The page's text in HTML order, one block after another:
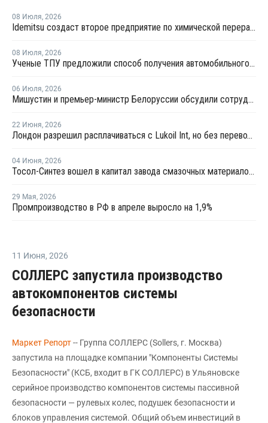
08 Июля, 2026
Idemitsu создаст второе предприятие по химической переработке отходов в Японии
08 Июля, 2026
Ученые ТПУ предложили способ получения автомобильного бензина из пластиковых отходов
06 Июля, 2026
Мишустин и премьер-министр Белоруссии обсудили сотрудничество РФ и Белоруссии в сфере углеводородов
22 Июня, 2026
Лондон разрешил расплачиваться с Lukoil Int, но без перевода средств Лукойлу
04 Июня, 2026
Тосол-Синтез вошел в капитал завода смазочных материалов "Девон"
29 Мая, 2026
Промпроизводство в РФ в апреле выросло на 1,9%
11 Июня, 2026
СОЛЛЕРС запустила производство
автокомпонентов системы
безопасности
Маркет Репорт-- Группа СОЛЛЕРС (Sollers, г. Москва)
запустила на площадке компании "Компоненты Системы
Безопасности" (КСБ, входит в ГК СОЛЛЕРС) в Ульяновске
серийное производство компонентов системы пассивной
безопасности — рулевых колес, подушек безопасности и
блоков управления системой. Общий объем инвестиций в